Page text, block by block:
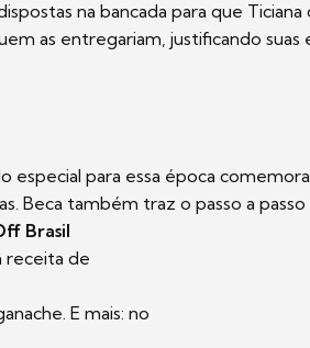
na bancada para que
as entregariam, justificando suas
especial para essa época
Beca também traz o passo a
Brasil
receita de
E mais: no